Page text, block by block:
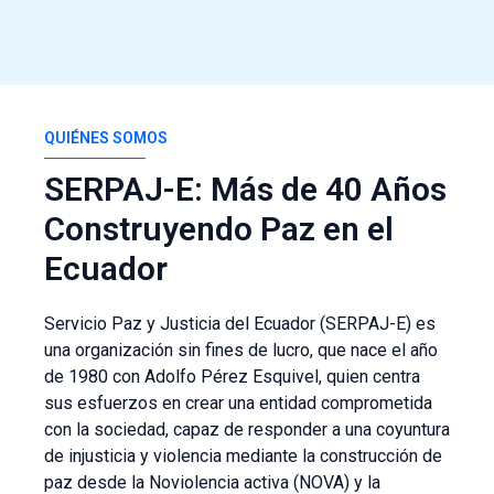
QUIÉNES SOMOS
SERPAJ-E: Más de 40 Años
Construyendo Paz en el
Ecuador
Servicio Paz y Justicia del Ecuador (SERPAJ-E) es
una organización sin fines de lucro, que nace el año
de 1980 con Adolfo Pérez Esquivel, quien centra
sus esfuerzos en crear una entidad comprometida
con la sociedad, capaz de responder a una coyuntura
de injusticia y violencia mediante la construcción de
paz desde la Noviolencia activa (NOVA) y la